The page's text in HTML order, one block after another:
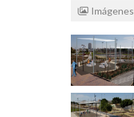
Imágenes